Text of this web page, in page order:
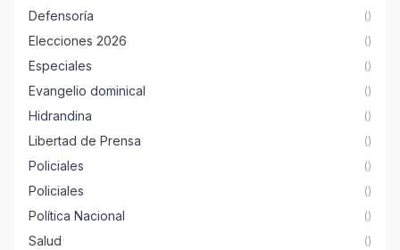
Defensoría ()
Elecciones 2026 ()
Especiales ()
Evangelio dominical ()
Hidrandina ()
Libertad de Prensa ()
Policiales ()
Policiales ()
Política Nacional ()
Salud ()